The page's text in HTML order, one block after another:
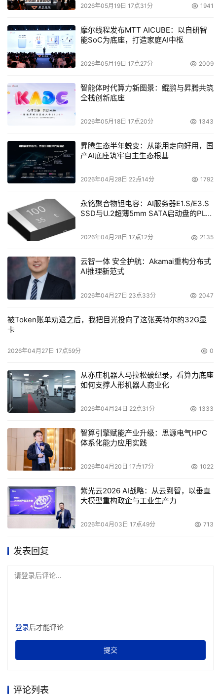
2026年05月19日 17点31分 1941
摩尔线程发布MTT AICUBE：以自研智
能SoC为底座，打造家庭AI中枢
2026年05月19日 17点27分 2009
智能体时代算力新图景：鲲鹏与昇腾共筑
全栈创新底座
2026年05月18日 17点20分 1343
昇腾生态半年蜕变：从能用走向好用，国
产AI底座筑牢自主生态根基
2026年04月28日 22点14分 1792
永铭聚合物钽电容：AI服务器E1.S/E3.S
SSD与U.2超薄5mm SATA启动盘的PLP
2026年04月28日 17点12分 2135
云智一体 安全护航：Akamai重构分布式
AI推理新范式
2026年04月27日 23点33分 2047
被Token账单劝退之后，我把目光投向了这张英特尔的32G显
卡
2026年04月27日 17点59分 0
从亦庄机器人马拉松破纪录，看算力底座
如何支撑人形机器人商业化
2026年04月24日 22点31分 1333
智算引擎赋能产业升级：思源电气HPC
体系化能力应用实践
2026年04月20日 17点17分 1022
紫光云2026 AI战略：从云到智，以垂直
大模型重构政企与工业生产力
2026年04月03日 17点49分 713
发表回复
请登录后评论...
登录后才能评论
提交
评论列表